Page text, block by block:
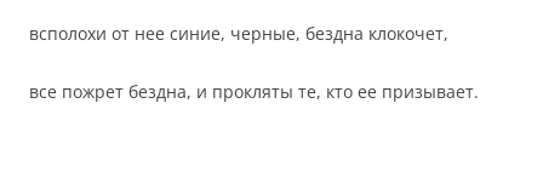
всполохи от нее синие, черные, бездна клокочет,
все пожрет бездна, и прокляты те, кто ее призывает.